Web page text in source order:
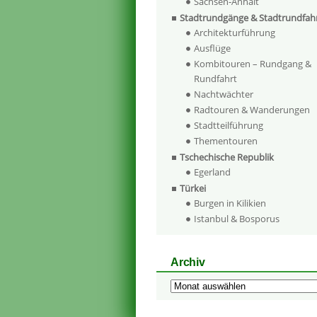
Stadtrundgänge &
Architekturführung
Ausflüge
Kombitouren – Rundgang &
Rundfahrt
Nachtwächter
Radtouren & Wanderungen
Stadtteilführung
Thementouren
Tschechische Republik
Egerland
Türkei
Burgen in Kilikien
Istanbul & Bosporus
Archiv
Archiv